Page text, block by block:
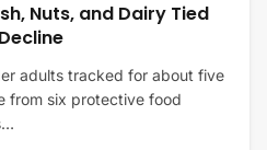
Nuts, and Dairy Tied
adults tracked for about five
from six protective food